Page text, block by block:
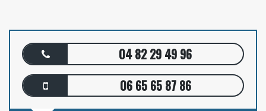
04 82 29 49 96
06 65 65 87 86